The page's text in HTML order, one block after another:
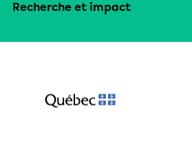
Recherche et impact